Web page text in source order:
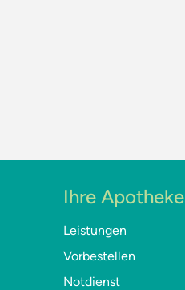
Ihre Apotheke
Leistungen
Vorbestellen
Notdienst